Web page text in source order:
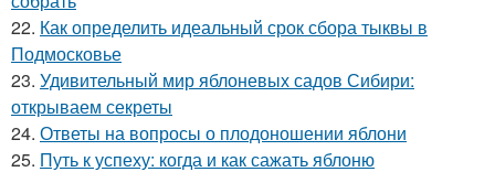
22. Как определить идеальный срок сбора тыквы в
Подмосковье
23. Удивительный мир яблоневых садов Сибири:
открываем секреты
24. Ответы на вопросы о плодоношении яблони
25. Путь к успеху: когда и как сажать яблоню